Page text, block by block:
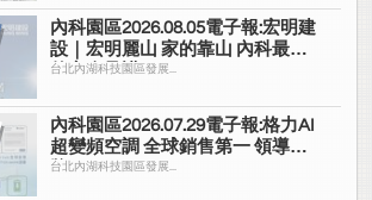
內科園區2026.08.05電子報:宏明建
設｜宏明麗山 家的靠山 內科最高
的安全承諾
台北內湖科技園區發展...
內科園區2026.07.29電子報:格力AI
超變頻空調 全球銷售第一 領導品
牌
台北內湖科技園區發展...